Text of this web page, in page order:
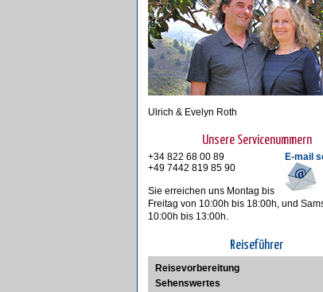
Ulrich & Evelyn Roth
Unsere Servicenummern
E-mail
+34 822 68 00 89
+49 7442 819 85 90
Sie erreichen uns Montag bis
Freitag von 10:00h bis 18:00h, und
10:00h bis 13:00h.
Reiseführer
Reisevorbereitung
Sehenswertes